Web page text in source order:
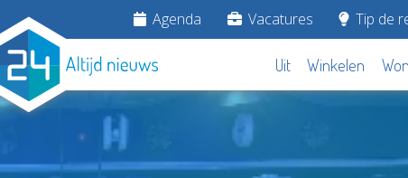
Agenda Vacatures Tip de
Uit Winkelen